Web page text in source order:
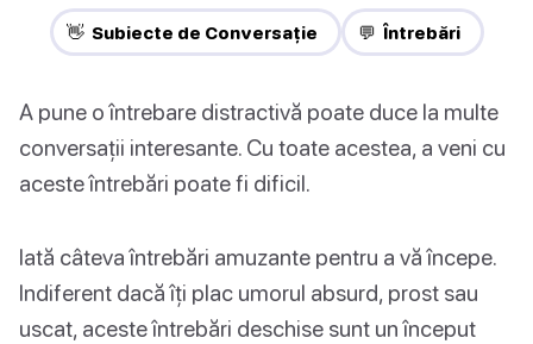
👋 Subiecte de Conversație 💬 Întrebări
A pune o întrebare distractivă poate duce la multe
conversații interesante. Cu toate acestea, a veni cu
aceste întrebări poate fi dificil.
Iată câteva întrebări amuzante pentru a vă începe.
Indiferent dacă îți plac umorul absurd, prost sau
uscat, aceste întrebări deschise sunt un început